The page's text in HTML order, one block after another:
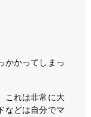
かかってしまっ
これは非常に大
などは自分でマ